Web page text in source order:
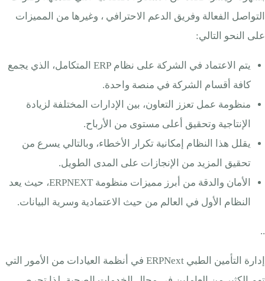
التواصل الفعالة وفريق الدعم الاحترافي ، وغيرها من المميزات
على النحو التالي:
يتم الاعتماد في الشركة على نظام ERP المتكامل، الذي يجمع
كافة أقسام الشركة في منصة واحدة.
منظومة عمل تعزز التعاون، بين الإدارات المختلفة لزيادة
الإنتاجية وتحقيق أعلى مستوى من الأرباح.
يقلل هذا النظام إمكانية تكرار الأخطاء، وبالتالي يسرع من
تحقيق المزيد من الإنجازات على المدى الطويل.
الأمان والدقة من أبرز مميزات منظومة ERPNEXT، حيث يعد
النظام الأول في العالم من حيث الاعتمادية وسرية البيانات.
..
إدارة التأمين الطبي ERPNext في أنظمة العيادات من الأمور التي